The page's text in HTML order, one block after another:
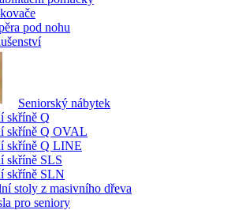
pod nohu
Seniorský nábytek
skříně Q
skříně Q OVAL
skříně Q LINE
skříně SLS
skříně SLN
stoly z masivního dřeva
pro seniory